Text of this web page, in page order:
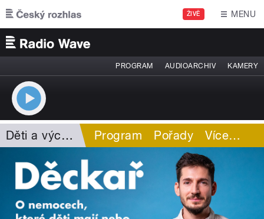
Přejít k hlavnímu obsahu
ŽIVĚ MENU
PROGRAM AUDIOARCHIV KAMERY
Děti a výchova Program Pořady Více…